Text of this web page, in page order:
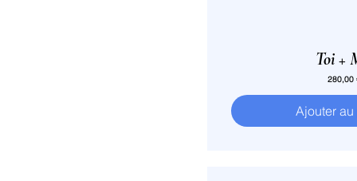
Toi +
Prix
280,00
Ajouter